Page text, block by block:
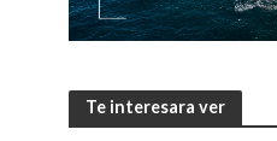
Te interesara ver